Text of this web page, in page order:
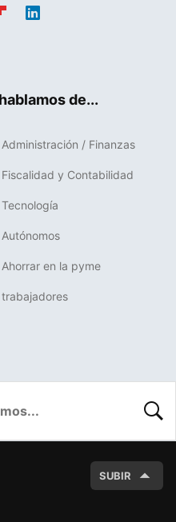
de...
Administración / Finanzas
Fiscalidad y Contabilidad
Tecnología
Autónomos
Ahorrar en la pyme
trabajadores
SUBIR